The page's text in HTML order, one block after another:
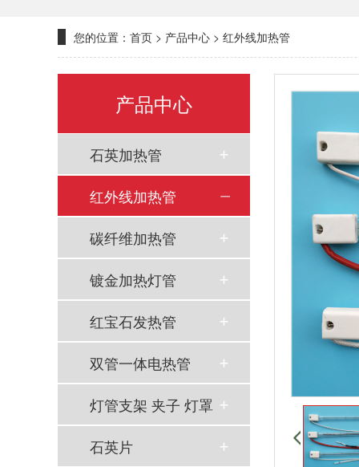
您的位置： 首页 > 产品中心 > 红外线加热管
产品中心
石英加热管
红外线加热管
碳纤维加热管
镀金加热灯管
红宝石发热管
双管一体电热管
灯管支架 夹子 灯罩
石英片